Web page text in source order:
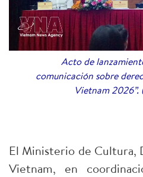
Acto de
comunicación sobre
Vietnam
El Ministerio de Cultura,
Vietnam, en